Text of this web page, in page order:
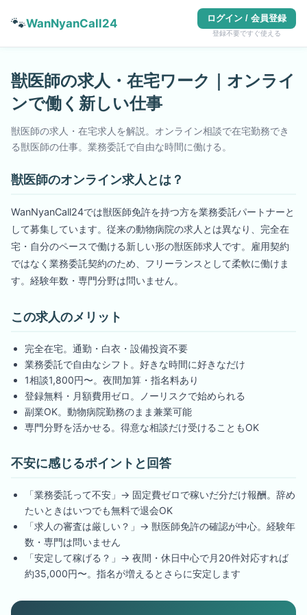
🐾WanNyanCall24 ログイン / 会員登録
登録不要ですぐ使える
獣医師の求人・在宅ワーク｜オンライ
ンで働く新しい仕事
獣医師の求人・在宅求人を解説。オンライン相談で在宅勤務でき
る獣医師の仕事。業務委託で自由な時間に働ける。
獣医師のオンライン求人とは？
WanNyanCall24では獣医師免許を持つ方を業務委託パートナーと
して募集しています。従来の動物病院の求人とは異なり、完全在
宅・自分のペースで働ける新しい形の獣医師求人です。雇用契約
ではなく業務委託契約のため、フリーランスとして柔軟に働けま
す。経験年数・専門分野は問いません。
この求人のメリット
完全在宅。通勤・白衣・設備投資不要
業務委託で自由なシフト。好きな時間に好きなだけ
1相談1,800円〜。夜間加算・指名料あり
登録無料・月額費用ゼロ。ノーリスクで始められる
副業OK。動物病院勤務のまま兼業可能
専門分野を活かせる。得意な相談だけ受けることもOK
不安に感じるポイントと回答
「業務委託って不安」→ 固定費ゼロで稼いだ分だけ報酬。辞め
たいときはいつでも無料で退会OK
「求人の審査は厳しい？」→ 獣医師免許の確認が中心。経験年
数・専門は問いません
「安定して稼げる？」→ 夜間・休日中心で月20件対応すれば
約35,000円〜。指名が増えるとさらに安定します